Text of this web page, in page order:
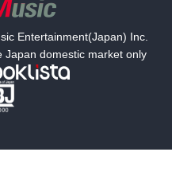
海外小説
SF
文学
Entertainment(Japan) Inc.
Japan domestic market only